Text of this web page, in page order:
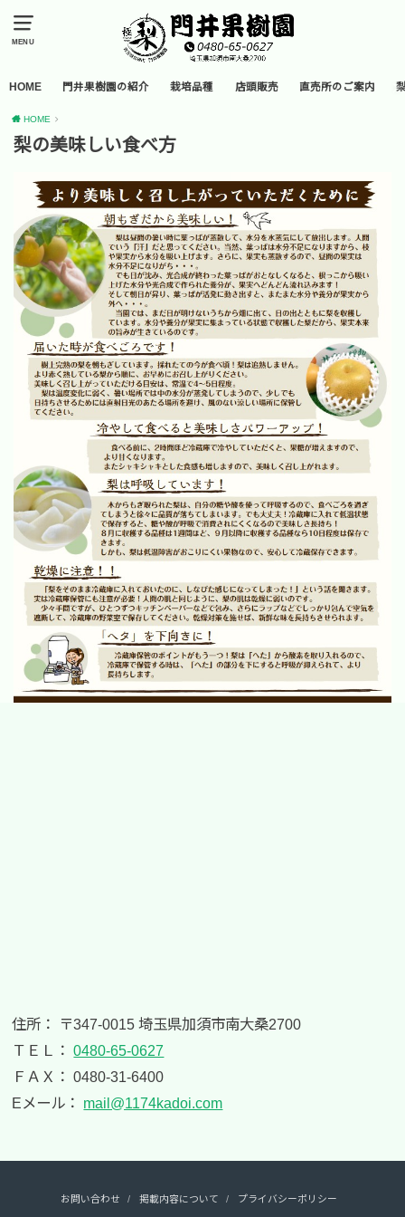
MENU
HOME 門井果樹園の紹介 栽培品種 店頭販売 直売所のご案内
HOME
梨の美味しい食べ方
住所： 〒347-0015 埼玉県加須市南大桑2700
ＴＥＬ：0480-65-0627
ＦＡＸ： 0480-31-6400
Eメール： mail@1174kadoi.com
お問い合わせ 掲載内容について プライバシーポリシー